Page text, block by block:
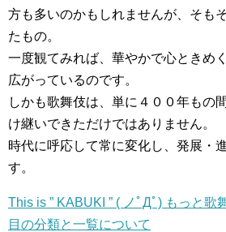
方も多いのかもしれませんが、そも
たもの。
一度観てみれば、華やかで心ときめ
広がっているのです。
しかも歌舞伎は、単に４００年もの
け継いできただけではありません。
時代に呼応して常に変化し、発展・
す。
This is ” KABUKI ” ( ノﾟДﾟ) もっと歌
目の分類と一覧について